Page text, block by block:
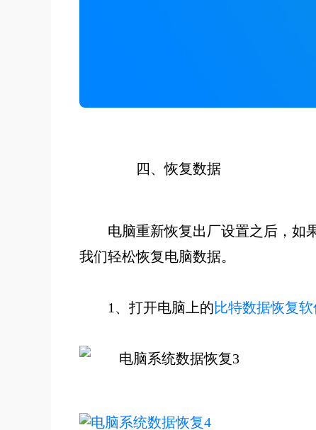
四、恢复数据
电脑重新恢复出厂设置之后，如
我们轻松恢复电脑数据。
1、 打开电脑上的比特数据恢复